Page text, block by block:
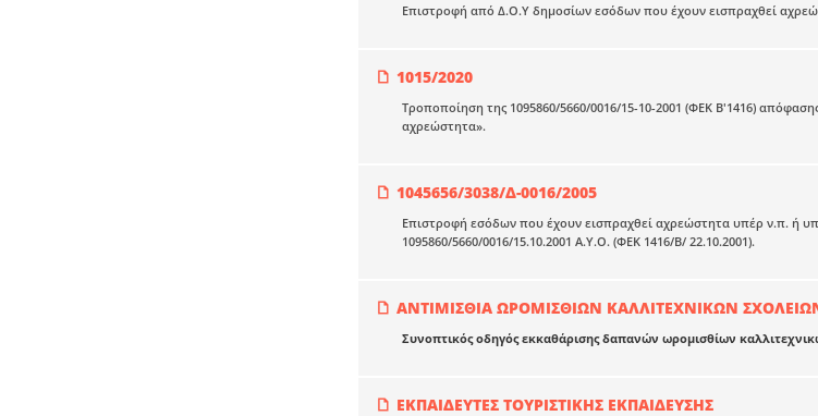
Επιστροφή από Δ.Ο.Υ δημοσίων εσόδων που έχουν εισπραχθεί
1015/2020
Τροποποίηση της 1095860/5660/0016/15-10-2001 (ΦΕΚ Β'1416)
αχρεώστητα».
1045656/3038/Δ-0016/2005
Επιστροφή εσόδων που έχουν εισπραχθεί αχρεώστητα υπέρ ν.π. ή
1095860/5660/0016/15.10.2001 Α.Υ.Ο. (ΦΕΚ 1416/Β/ 22.10.2001).
ΑΝΤΙΜΙΣΘΙΑ ΩΡΟΜΙΣΘΙΩΝ ΚΑΛΛΙΤΕΧΝΙΚΩΝ
Συνοπτικός οδηγός εκκαθάρισης δαπανών ωρομισθίων
ΕΚΠΑΙΔΕΥΤΕΣ ΤΟΥΡΙΣΤΙΚΗΣ ΕΚΠΑΙΔΕΥΣΗΣ